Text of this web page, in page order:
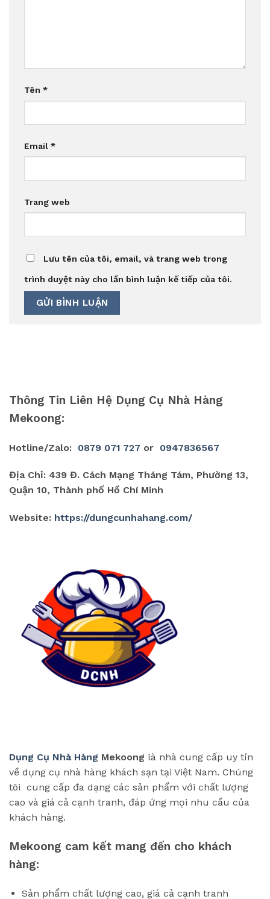
Tên *
Email *
Trang web
Lưu tên của tôi, email, và trang web trong
trình duyệt này cho lần bình luận kế tiếp của tôi.
Thông Tin Liên Hệ Dụng Cụ Nhà Hàng
Mekoong:
Hotline/Zalo: 0879 071 727 or 0947836567
Địa Chỉ: 439 Đ. Cách Mạng Tháng Tám, Phường 13,
Quận 10, Thành phố Hồ Chí Minh
Website: https://dungcunhahang.com/
Dụng Cụ Nhà Hàng Mekoong là nhà cung cấp uy tín
về dụng cụ nhà hàng khách sạn tại Việt Nam. Chúng
tôi cung cấp đa dạng các sản phẩm với chất lượng
cao và giá cả cạnh tranh, đáp ứng mọi nhu cầu của
khách hàng.
Mekoong cam kết mang đến cho khách
hàng:
Sản phẩm chất lượng cao, giá cả cạnh tranh